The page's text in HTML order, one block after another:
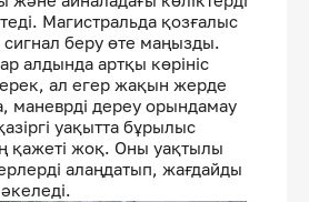
Магистральда қозғалыс
беру өте маңызды.
алдында артқы көрініс
ал егер жақын жерде
маневрді дереу орындамау
уақытта бұрылыс
қажеті жоқ. Оны уақтылы
алаңдатып, жағдайды